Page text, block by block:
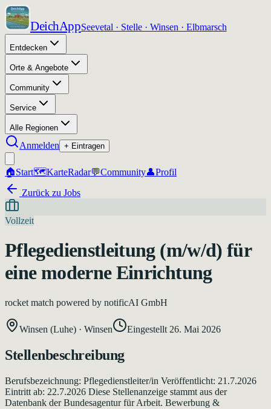
DeichAppSeevetal · Stelle · Winsen · Elbmarsch
Entdecken
Orte & Angebote
Community
Service
Alle Regionen
Anmelden + Eintragen
🏠Start🗺️KarteRadar💬Community👤Profil
Zurück zu Jobs
Vollzeit
Pflegedienstleitung (m/w/d) für
eine moderne Einrichtung
rocket match powered by notificAI GmbH
Winsen (Luhe) · Winsen Eingestellt 26. Mai 2026
Stellenbeschreibung
Berufsbezeichnung: Pflegedienstleiter/in Veröffentlicht: 21.7.2026
Eintritt ab: 22.7.2026 Diese Stellenanzeige stammt aus der
Datenbank der Bundesagentur für Arbeit. Bewerbung &